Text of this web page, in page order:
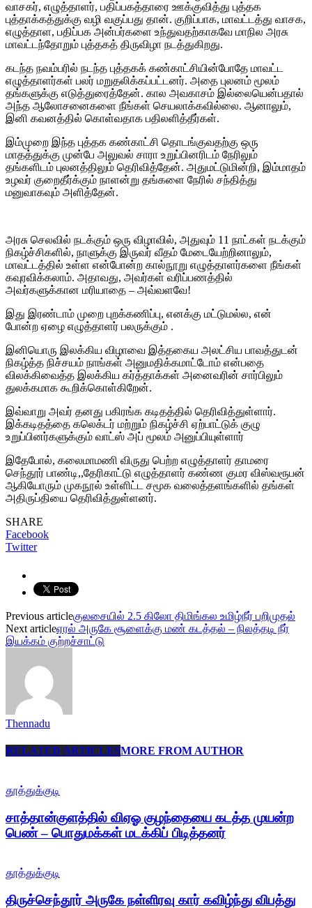
வாசகர், எழுத்தாளர், பதிப்பகத்தாரை ஊக்குவித்து புத்தக
புத்தாக்கத்துக்கு வழி வகுப்பது தான். குறிப்பாக, மாவட்டத்து வாசக,
எழுத்தாள, பதிப்பக அன்பர்களை உந்துவதற்காகவே மாநில அரசு
மாவட்டந்தோறும் புத்தகத் திருவிழா நடத்துகிறது.
கடந்த நவம்பரில் நடந்த புத்தகக் கண்காட்சியின்போதே மாவட்ட
எழுத்தாளர்கள் பலர் மறுதலிக்கப்பட்டனர். அதை புலனம் மூலம்
தங்களுக்கு எடுத்துரைத்தேன். கால அவகாசம் இல்லையென்பதால்
அந்த ஆலோசனைகளை நீங்கள் செயலாக்கவில்லை. ஆனாலும்,
இனி கவனத்தில் கொள்வதாக பதிலளித்தீர்கள்.
இம்முறை இந்த புத்தக கண்காட்சி தொடங்குவதற்கு ஒரு
மாதத்துக்கு முன்பே அலுவல் சாரா உறுப்பினரிடம் நேரிலும்
தங்களிடம் புலனத்திலும் தெரிவித்தேன். அதுமட்டுமின்றி, இம்மாதம்
உழவர் குறைதீர்க்கும் நாளன்று தங்களை நேரில் சந்தித்து
மனுவாகவும் அளித்தேன்.
அரசு செலவில் நடக்கும் ஒரு விழாவில், அதுவும் 11 நாட்கள் நடக்கும்
நிகழ்ச்சிகளில், நாளுக்கு இருவர் வீதம் மேடையேற்றினாலும்,
மாவட்டத்தில் உள்ள என்போன்ற கால்நூறு எழுத்தாளர்களை நீங்கள்
கவுரவிக்கலாம். அதாவது, அவர்கள் வரிப்பணத்தில்
அவர்களுக்கான மரியாதை – அவ்வளவே!
இது இரண்டாம் முறை புறக்கணிப்பு, எனக்கு மட்டுமல்ல, என்
போன்ற ஏழை எழுத்தாளர் பலருக்கும் .
இனியொரு இலக்கிய விழாவை இத்தகைய அலட்சிய பாவத்துடன்
நிகழ்த்த நிச்சயம் நாங்கள் அனுமதிக்கமாட்டோம் என்பதை
விலக்கிவைத்த இலக்கிய கர்த்தாக்கள் அனைவரின் சார்பிலும்
துலக்கமாக கூறிக்கொள்கிறேன்.
இவ்வாறு அவர் தனது பகிரங்க கடிதத்தில் தெரிவித்துள்ளார்.
இக்கடிதத்தை கலெக்டர் மற்றும் நிகழ்ச்சி ஏற்பாட்டுக் குழு
உறுப்பினர்களுக்கும் வாட்ஸ் அப் மூலம் அனுப்பியுள்ளார்
இதேபோல், கலைமாமணி விருது பெற்ற எழுத்தாளர் தாமரை
செந்தூர் பாண்டி,,தேரிகாட்டு எழுத்தாளர் கண்ண குமர விஸ்வரூபன்
ஆகியோரும் முகநூல் உள்ளிட்ட சமூக வலைத்தளங்களில் தங்கள்
அதிருப்தியை தெரிவித்துள்ளனர்.
SHARE
Facebook
Twitter
Previous articleகுலசையில் 2.5 கிலோ திமிங்கல உமிழ்நீர் பறிமுதல்
Next articleஏரல் அருகே சூளைக்கு மண் கடத்தல் – நிலத்தடி நீர்
இயக்கம் குற்றச்சாட்டு
Thennadu
RELATED ARTICLESMORE FROM AUTHOR
தூத்துக்குடி
சாத்தான்குளத்தில் விஏஓ குழந்தையை கடத்த முயன்ற
பெண் – பொதுமக்கள் மடக்கிப் பிடித்தனர்
தூத்துக்குடி
திருச்செந்தூர் அருகே நள்ளிரவு கார் கவிழ்ந்து விபத்து